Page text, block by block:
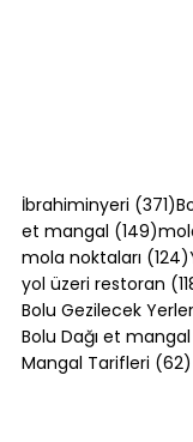
İbrahiminyeri (371)
et mangal (149)149
mola noktaları (124)
yol üzeri restoran
Bolu Gezilecek Yerler
Bolu Dağı et mangal
Mangal Tarifleri (62)